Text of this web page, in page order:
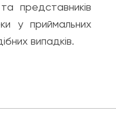
представників
у приймальних
випадків.